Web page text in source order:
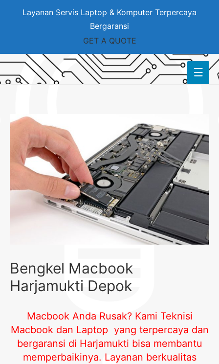
Layanan Servis Laptop & Komputer Terpercaya
Bergaransi
GET A QUOTE
Bengkel Macbook
Harjamukti Depok
Macbook Anda Rusak? Kami Teknisi
Macbook dan Laptop yang terpercaya dan
bergaransi di Harjamukti bisa membantu
memperbaikinya. Layanan berkualitas